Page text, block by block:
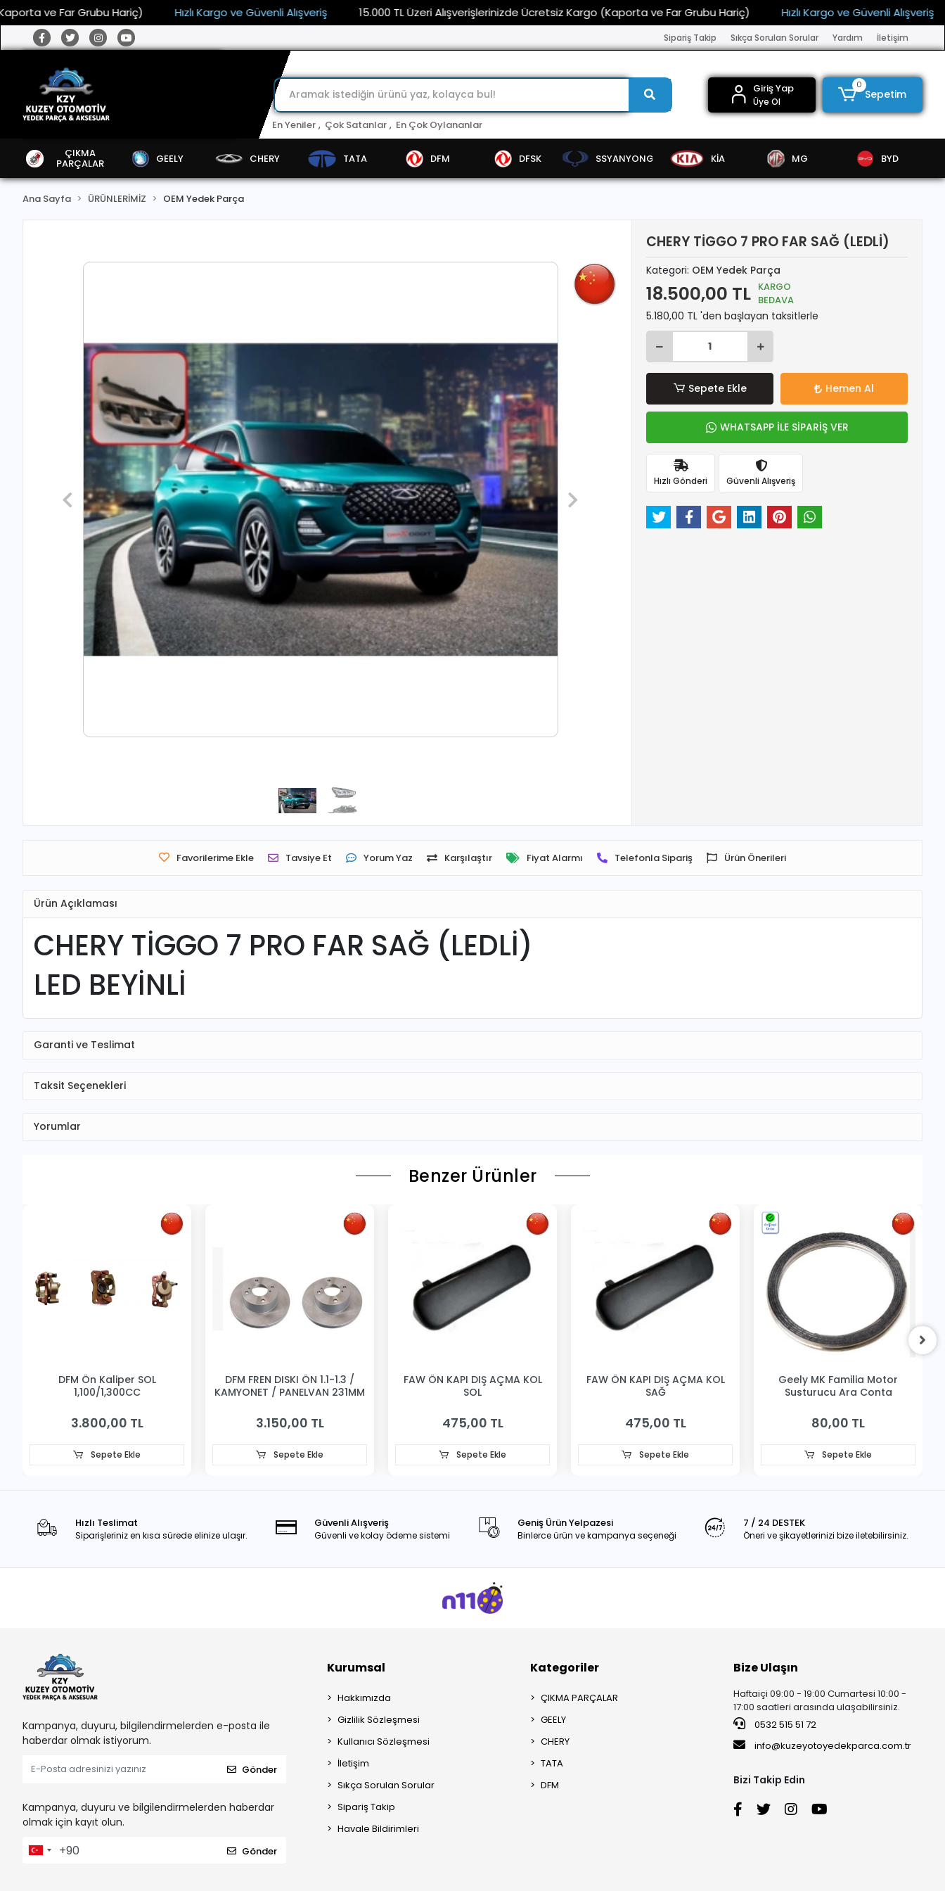
ve Far Grubu Hariç) Hızlı Kargo ve Güvenli Alışveriş 15.000 TL Üzeri Alışverişlerinizde Ücretsiz Kargo (Kaporta ve Far Grubu Hariç) Hızlı Kargo ve Güvenli Alışveriş
Sipariş Takip Sıkça Sorulan Sorular Yardım İletişim
En Yeniler , Çok Satanlar , En Çok Oylananlar
Giriş Yap
Üye Ol
0
Sepetim
ÇIKMA
PARÇALAR GEELY CHERY TATA DFM DFSK SSYANYONG KİA MG BYD
Ana Sayfa ÜRÜNLERİMİZ OEM Yedek Parça
CHERY TİGGO 7 PRO FAR SAĞ (LEDLİ)
Kategori: OEM Yedek Parça
18.500,00 TL KARGO
BEDAVA
5.180,00 TL 'den başlayan taksitlerle
Sepete Ekle Hemen Al
WHATSAPP İLE SİPARİŞ VER
Hızlı Gönderi Güvenli Alışveriş
Favorilerime Ekle Tavsiye Et Yorum Yaz Karşılaştır Fiyat Alarmı Telefonla Sipariş Ürün Önerileri
Ürün Açıklaması
CHERY TİGGO 7 PRO FAR SAĞ (LEDLİ)
LED BEYİNLİ
Garanti ve Teslimat
Taksit Seçenekleri
Yorumlar
Benzer Ürünler
DFM Ön Kaliper SOL
1,100/1,300CC
3.800,00 TL
Sepete Ekle
DFM FREN DISKI ÖN 1.1-1.3 /
KAMYONET / PANELVAN 231MM
3.150,00 TL
Sepete Ekle
FAW ÖN KAPI DIŞ AÇMA KOL
SOL
475,00 TL
Sepete Ekle
FAW ÖN KAPI DIŞ AÇMA KOL
SAĞ
475,00 TL
Sepete Ekle
Geely MK Familia Motor
Susturucu Ara Conta
80,00 TL
Sepete Ekle
Hızlı Teslimat
Siparişleriniz en kısa sürede elinize ulaşır.
Güvenli Alışveriş
Güvenli ve kolay ödeme sistemi
Geniş Ürün Yelpazesi
Binlerce ürün ve kampanya seçeneği
7 / 24 DESTEK
Öneri ve şikayetlerinizi bize iletebilirsiniz.
Kampanya, duyuru, bilgilendirmelerden e-posta ile
haberdar olmak istiyorum.
Gönder
Kampanya, duyuru ve bilgilendirmelerden haberdar
olmak için kayıt olun.
Gönder
Kurumsal
Hakkımızda
Gizlilik Sözleşmesi
Kullanıcı Sözleşmesi
İletişim
Sıkça Sorulan Sorular
Sipariş Takip
Havale Bildirimleri
Kategoriler
ÇIKMA PARÇALAR
GEELY
CHERY
TATA
DFM
Bize Ulaşın
Haftaiçi 09:00 - 19:00 Cumartesi 10:00 -
17:00 saatleri arasında ulaşabilirsiniz.
0532 515 51 72
info@kuzeyotoyedekparca.com.tr
Bizi Takip Edin